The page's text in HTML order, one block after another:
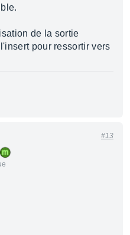
de la sortie
pour ressortir vers
#13